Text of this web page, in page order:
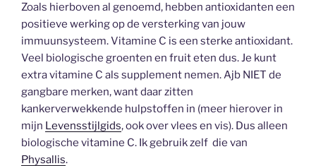
Zoals hierboven al genoemd, hebben antioxidanten een
positieve werking op de versterking van jouw
immuunsysteem. Vitamine C is een sterke antioxidant.
Veel biologische groenten en fruit eten dus. Je kunt
extra vitamine C als supplement nemen. Ajb NIET de
gangbare merken, want daar zitten
kankerverwekkende hulpstoffen in (meer hierover in
mijn Levensstijlgids, ook over vlees en vis). Dus alleen
biologische vitamine C. Ik gebruik zelf die van
Physallis.